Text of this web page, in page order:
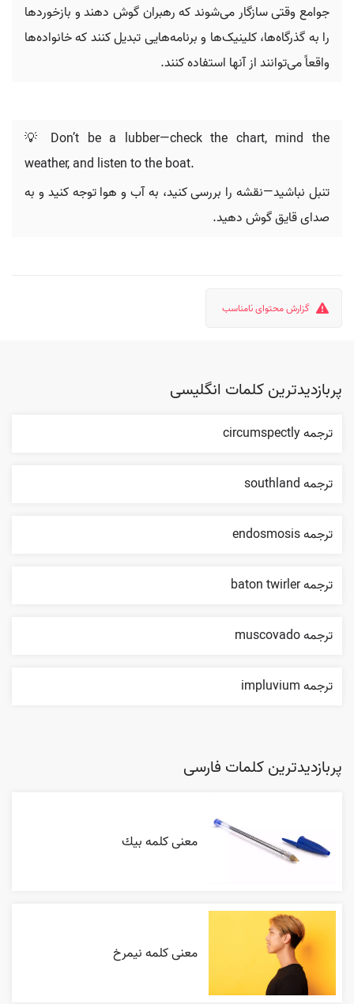
جوامع وقتی سازگار می‌شوند که رهبران گوش دهند و بازخوردها
را به گذرگاه‌ها، کلینیک‌ها و برنامه‌هایی تبدیل کنند که خانواده‌ها
واقعاً می‌توانند از آنها استفاده کنند.
💡 Don’t be a lubber—check the chart, mind the
weather, and listen to the boat.
تنبل نباشید—نقشه را بررسی کنید، به آب و هوا توجه کنید و به
صدای قایق گوش دهید.
گزارش محتوای نامناسب
پربازدیدترین کلمات انگلیسی
ترجمه circumspectly
ترجمه southland
ترجمه endosmosis
ترجمه baton twirler
ترجمه muscovado
ترجمه impluvium
پربازدیدترین کلمات فارسی
معنی کلمه بيك
معنی کلمه نیمرخ